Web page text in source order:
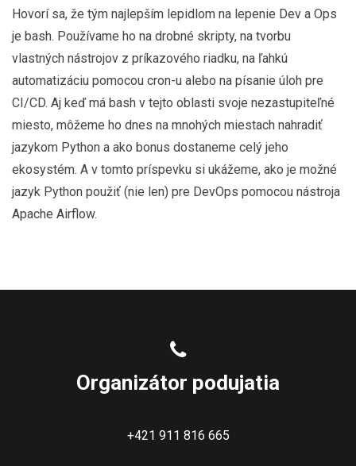
Hovorí sa, že tým najlepším lepidlom na lepenie Dev a Ops
je bash. Používame ho na drobné skripty, na tvorbu
vlastných nástrojov z príkazového riadku, na ľahkú
automatizáciu pomocou cron-u alebo na písanie úloh pre
CI/CD. Aj keď má bash v tejto oblasti svoje nezastupiteľné
miesto, môžeme ho dnes na mnohých miestach nahradiť
jazykom Python a ako bonus dostaneme celý jeho
ekosystém. A v tomto príspevku si ukážeme, ako je možné
jazyk Python použiť (nie len) pre DevOps pomocou nástroja
Apache Airflow.
Organizátor podujatia
+421 911 816 665